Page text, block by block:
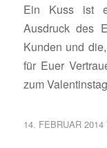
Ein Kuss ist
Ausdruck des
Kunden und
für Euer
zum
14. FEBRUAR 2014